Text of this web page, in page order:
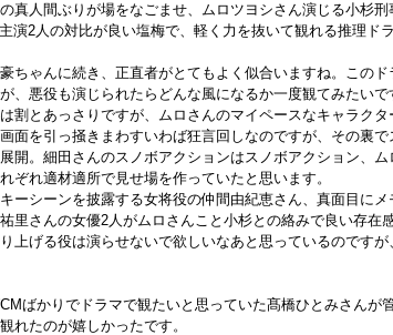
真人間ぶりが場をなごませ、ムロツヨシさん演じる小杉刑
演2人の対比が良い塩梅で、軽く力を抜いて観れる推理ドラ
ちゃんに続き、正直者がとてもよく似合いますね。このド
、悪役も演じられたらどんな風になるか一度観てみたいで
割とあっさりですが、ムロさんのマイペースなキャラクタ
面を引っ掻きまわすいわば狂言回しなのですが、その裏で
開。細田さんのスノボアクションはスノボアクション、ム
ぞれ適材適所で見せ場を作っていたと思います。
ーシーンを披露する女将役の仲間由紀恵さん、真面目にメ
里さんの女優2人がムロさんこと小杉との絡みで良い存在
上げる役は演らせないで欲しいなあと思っているのですが
ばかりでドラマで観たいと思っていた髙橋ひとみさんが
れたのが嬉しかったです。